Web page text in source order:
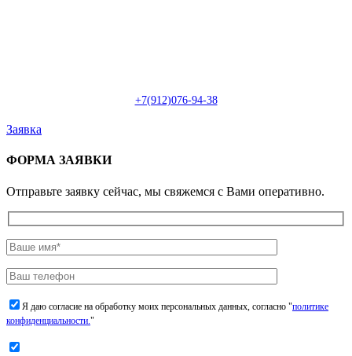
+7(912)076-94-38
Заявка
ФОРМА ЗАЯВКИ
Отправьте заявку сейчас, мы свяжемся с Вами оперативно.
Я даю согласие на обработку моих персональных данных, согласно "политике
конфиденциальности."